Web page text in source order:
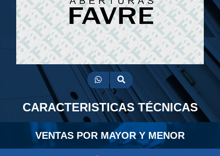
CARACTERISTICAS TÉCNICAS
VENTAS POR MAYOR Y MENOR